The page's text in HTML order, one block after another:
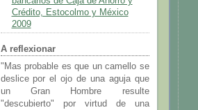
Crédito, Estocolmo y México
2009
A reflexionar
"Mas probable es que un camello se
deslice por el ojo de una aguja que
un Gran Hombre resulte
"descubierto" por virtud de una